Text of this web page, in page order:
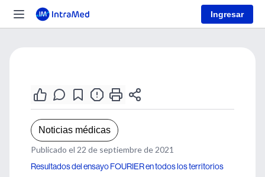
Ingresar
Noticias médicas
Publicado el 22 de septiembre de 2021
Resultados del ensayo FOURIER en todos los territorios